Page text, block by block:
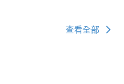
查看全部